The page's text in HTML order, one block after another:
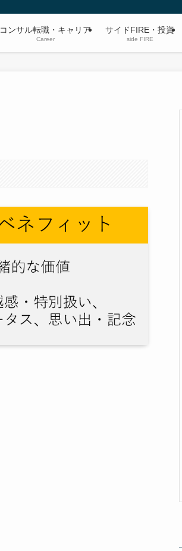
コンサル転職・キャリア
Career
サイドFIRE・投資
side FIRE